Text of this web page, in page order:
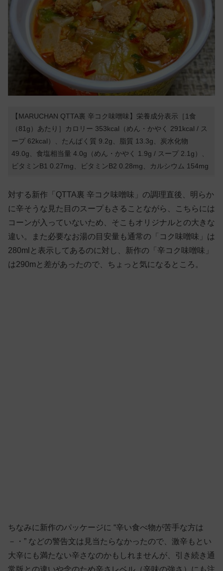
【MARUCHAN QTTA裏 辛コク味噌味】栄養成分表示［1食
（81g）あたり］カロリー 353kcal（めん・かやく 291kcal / ス
ープ 62kcal）、たんぱく質 9.2g、脂質 13.3g、炭水化物
49.0g、食塩相当量 4.0g（めん・かやく 1.9g / スープ 2.1g）、
ビタミンB1 0.27mg、ビタミンB2 0.28mg、カルシウム 154mg
対する新作「QTTA裏 辛コク味噌味」の調理直後、明らか
に辛そうな見た目のスープもさることながら、こちらには
コーンが入っていないため、そこもオリジナルとの大きな
違い。また必要なお湯の目安量も通常の「コク味噌味」は
280mlと表示してあるのに対し、新作の「辛コク味噌味」
は290mと差があったので、ちょっと気になるところ。
ちなみに新作のパッケージに “辛い食べ物が苦手な方は
－・” などの警告文は見当たらなかったので、激辛もとい
大辛にも満たない辛さなのかもしれませんが、引き続き通